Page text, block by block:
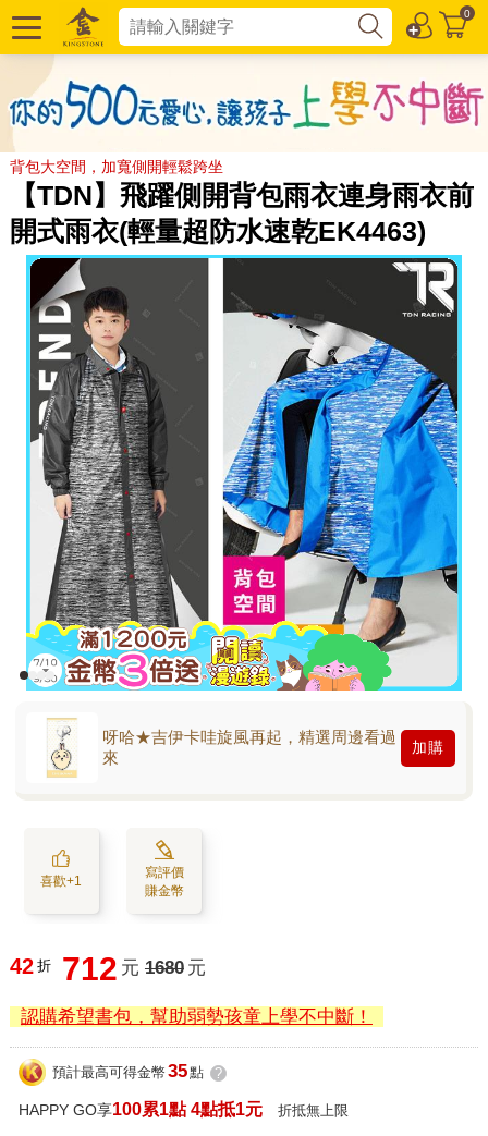
0
背包大空間，加寬側開輕鬆跨坐
【TDN】飛躍側開背包雨衣連身雨衣前
開式雨衣(輕量超防水速乾EK4463)
呀哈★吉伊卡哇旋風再起，精選周邊看過
來
加購
喜歡+1
寫評價
賺金幣
42 折 712 元 1680 元
認購希望書包，幫助弱勢孩童上學不中斷！
預計最高可得金幣 35點 ?
HAPPY GO享100累1點 4點抵1元 折抵無上限